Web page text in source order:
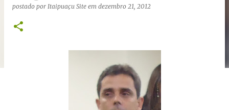
postado por Itaipuaçu Site em dezembro 21, 2012